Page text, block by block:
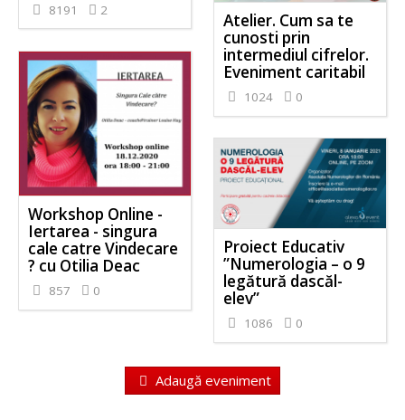
8191 2
Atelier. Cum sa te
cunosti prin
intermediul cifrelor.
Eveniment caritabil
1024 0
Workshop Online -
Iertarea - singura
cale catre Vindecare
? cu Otilia Deac
857 0
Proiect Educativ
”Numerologia – o 9
legătură dascăl-
elev”
1086 0
Adaugă eveniment